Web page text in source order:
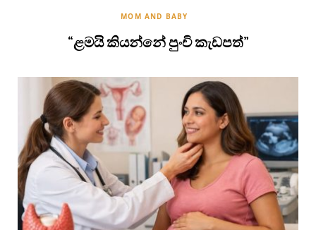
MOM AND BABY
“ළමයි කියන්නේ පුංචි කැඩපත්”